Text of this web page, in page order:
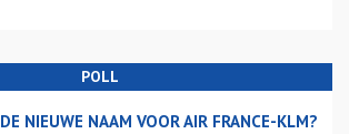
POLL
NIEUWE NAAM VOOR AIR FRANCE-KLM?